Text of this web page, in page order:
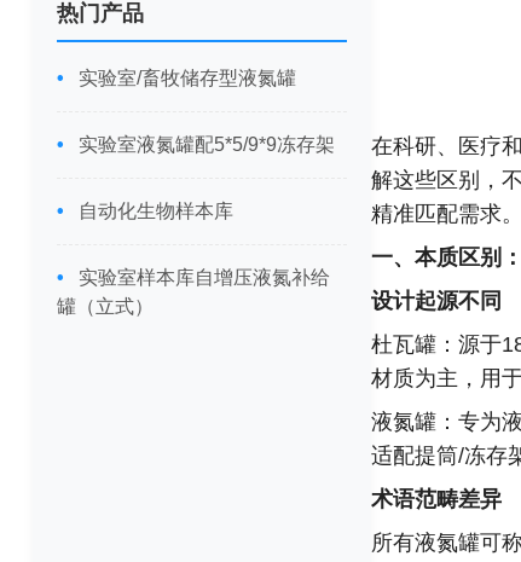
在科研、医疗
解这些区别，
精准匹配需求。
一、本质区别
设计起源不同
杜瓦罐：源于
材质为主，用
液氮罐：专为
适配提筒/冻存
术语范畴差异
所有液氮罐可
热门产品
实验室/畜牧储存型液氮罐
实验室液氮罐配5*5/9*9冻存架
自动化生物样本库
实验室样本库自增压液氮补给
罐（立式）